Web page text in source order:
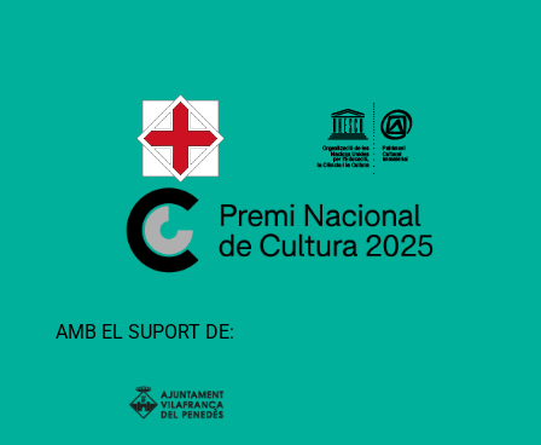
AMB EL SUPORT DE: